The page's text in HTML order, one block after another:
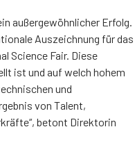
außergewöhnlicher Erfolg.
Auszeichnung für das
Science Fair. Diese
ist und auf welch hohem
und
von Talent,
betont Direktorin